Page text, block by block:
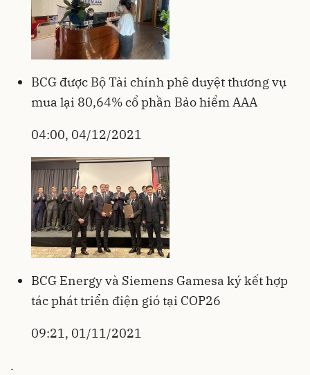
BCG được Bộ Tài chính phê duyệt thương vụ
mua lại 80,64% cổ phần Bảo hiểm AAA
04:00, 04/12/2021
BCG Energy và Siemens Gamesa ký kết hợp
tác phát triển điện gió tại COP26
09:21, 01/11/2021
.